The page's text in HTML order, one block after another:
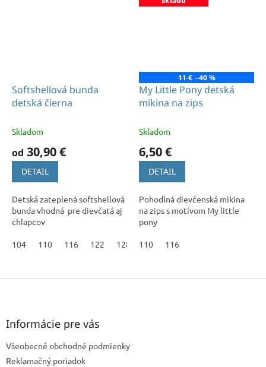
Softshellová bunda
detská čierna
Skladom
od 30,90 €
DETAIL
Detská zateplená softshellová
bunda vhodná pre dievčatá aj
chlapcov
104 110 116 122 128 134 140
11 € –40 %
My Little Pony detská
mikina na zips
Skladom
6,50 €
DETAIL
Pohodlná dievčenská mikina
na zips s motívom My little
pony
110 116
Z
Informácie pre vás
Všeobecné obchodné podmienky
Reklamačný poriadok